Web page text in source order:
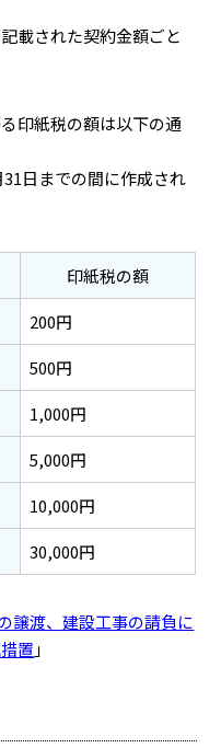
載された契約金額ごと
印紙税の額は以下の通
31日までの間に作成され
印紙税の額
200円
500円
1,000円
5,000円
10,000円
30,000円
渡、建設工事の請負に
置 」